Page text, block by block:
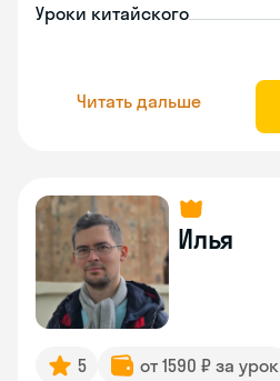
Уроки китайского
Читать дальше
Илья
5 от 1590 ₽ за урок